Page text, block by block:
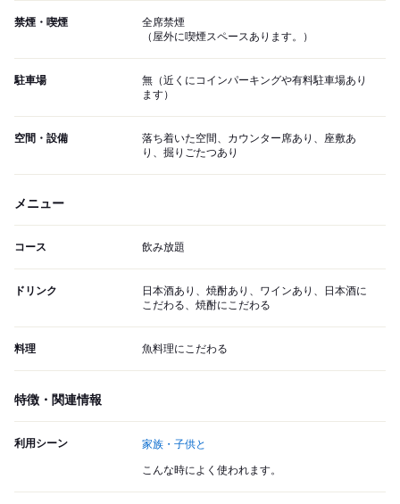
禁煙・喫煙
全席禁煙
（屋外に喫煙スペースあります。）
駐車場
無（近くにコインパーキングや有料駐車場あり
ます）
空間・設備
落ち着いた空間、カウンター席あり、座敷あ
り、掘りごたつあり
メニュー
コース 飲み放題
ドリンク
日本酒あり、焼酎あり、ワインあり、日本酒に
こだわる、焼酎にこだわる
料理 魚料理にこだわる
特徴・関連情報
利用シーン 家族・子供と
こんな時によく使われます。